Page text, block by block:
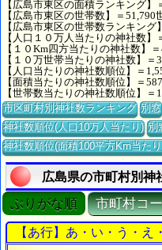
【広島市東区の面積ランキング
【広島市東区の世帯数】＝51,790
【広島市東区の世帯数ランキン
【人口１０万人当たりの神社数】
【１０Km四方当たりの神社数】
【１０万世帯当たりの神社数】＝
【人口当たりの神社数順位】＝
【面積当たりの神社数順位】＝
【世帯数当たりの神社数順位】＝
市区町村別神社数ランキング 別窓
神社数順位(人口10万人当たり) 別
神社数順位(面積100平方Km当た
広島県の市町村別神
ぶりがな順 市町村コ
【あ行】あ・い・う・え